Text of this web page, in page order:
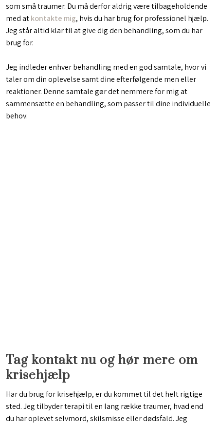
som små traumer. Du må derfor aldrig være tilbageholdende
med atkontakte mig, hvis du har brug for professionel hjælp.
Jeg står altid klar til at give dig den behandling, som du har
brug for.
Jeg indleder enhver behandling med en god samtale, hvor vi
taler om din oplevelse samt dine efterfølgende men eller
reaktioner. Denne samtale gør det nemmere for mig at
sammensætte en behandling, som passer til dine individuelle
behov.​
Tag kontakt nu og hør mere om
krisehjælp
Har du brug for krisehjælp, er du kommet til det helt rigtige
sted. Jeg tilbyder terapi til en lang række traumer, hvad end
du har oplevet selvmord, skilsmisse eller dødsfald. Jeg